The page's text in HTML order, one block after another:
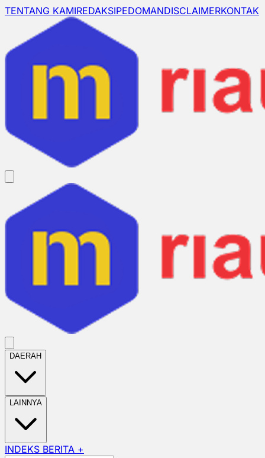
TENTANG KAMIREDAKSIPEDOMANDISCLAIMERKONTAK
DAERAH
LAINNYA
INDEKS BERITA +